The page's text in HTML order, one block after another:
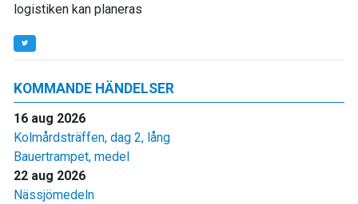
KOMMANDE HÄNDELSER
16 aug 2026
Kolmårdsträffen, dag 2, lång
Bauertrampet, medel
22 aug 2026
Nässjömedeln
logistiken kan planeras